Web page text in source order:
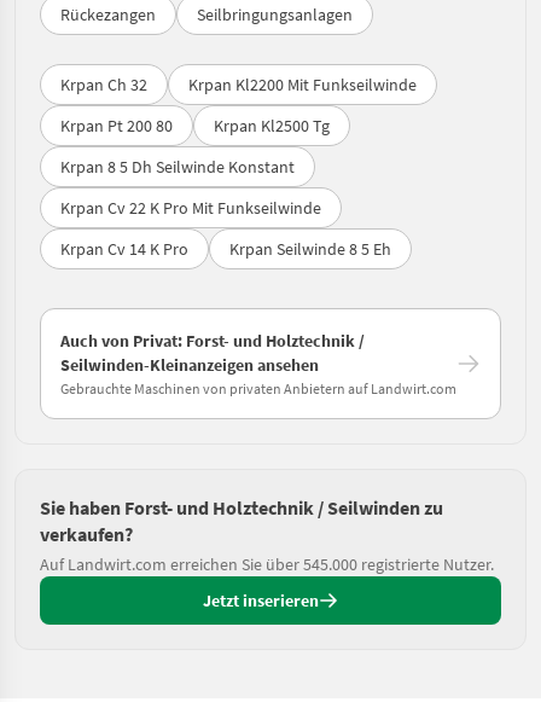
Rückezangen
Seilbringungsanlagen
Krpan Ch 32
Krpan Kl2200 Mit Funkseilwinde
Krpan Pt 200 80
Krpan Kl2500 Tg
Krpan 8 5 Dh Seilwinde Konstant
Krpan Cv 22 K Pro Mit Funkseilwinde
Krpan Cv 14 K Pro
Krpan Seilwinde 8 5 Eh
Auch von Privat: Forst- und Holztechnik /
Seilwinden-Kleinanzeigen ansehen
Gebrauchte Maschinen von privaten Anbietern auf Landwirt.com
Sie haben Forst- und Holztechnik / Seilwinden zu
verkaufen?
Auf Landwirt.com erreichen Sie über 545.000 registrierte Nutzer.
Jetzt inserieren